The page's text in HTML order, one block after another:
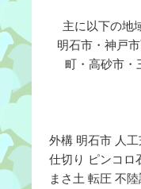
主に以下の地
明石市・神戸
町・高砂市・
外構 明石市 人工
仕切り ピンコロ
まさ土 転圧 不